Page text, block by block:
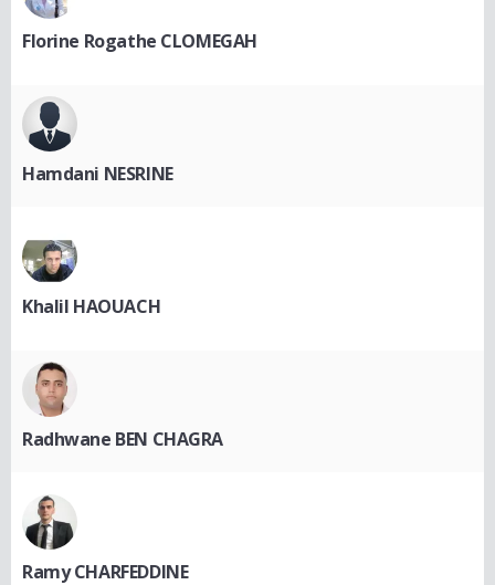
Florine Rogathe CLOMEGAH
Hamdani NESRINE
Khalil HAOUACH
Radhwane BEN CHAGRA
Ramy CHARFEDDINE